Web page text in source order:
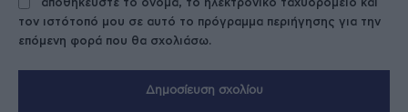
αποθηκεύστε το όνομα, το ηλεκτρονικό ταχυδρομείο και
τον ιστότοπό μου σε αυτό το πρόγραμμα περιήγησης για την
επόμενη φορά που θα σχολιάσω.